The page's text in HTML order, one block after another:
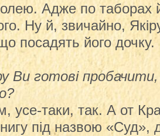
Адже по таборах
Ну й, звичайно,
посадять його дочку.
Ви готові пробачити,
усе-таки, так. А от
під назвою «Суд»,